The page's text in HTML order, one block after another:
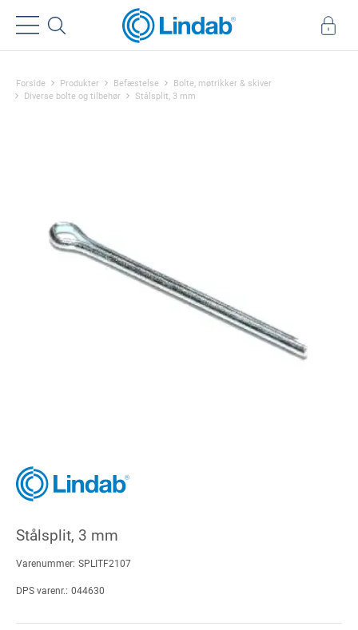
Forside Produkter Befæstelse
Bolte, møtrikker & skiver
Diverse bolte og tilbehør
Stålsplit, 3 mm
Stålsplit, 3 mm
Varenummer: SPLITF2107
DPS varenr.: 044630